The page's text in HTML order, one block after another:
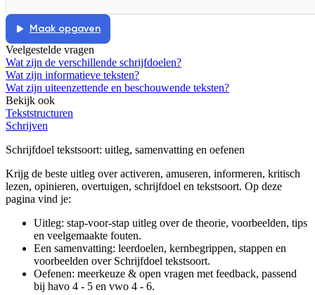
Maak opgaven
Veelgestelde vragen
Wat zijn de verschillende schrijfdoelen?
Wat zijn informatieve teksten?
Wat zijn uiteenzettende en beschouwende teksten?
Bekijk ook
Tekststructuren
Schrijven
Schrijfdoel tekstsoort: uitleg, samenvatting en oefenen
Krijg de beste uitleg over activeren, amuseren, informeren, kritisch
lezen, opinieren, overtuigen, schrijfdoel en tekstsoort. Op deze
pagina vind je:
Uitleg: stap-voor-stap uitleg over de theorie, voorbeelden, tips
en veelgemaakte fouten.
Een samenvatting: leerdoelen, kernbegrippen, stappen en
voorbeelden over Schrijfdoel tekstsoort.
Oefenen: meerkeuze & open vragen met feedback, passend
bij havo 4 - 5 en vwo 4 - 6.